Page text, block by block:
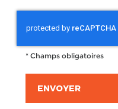
* Champs obligatoires